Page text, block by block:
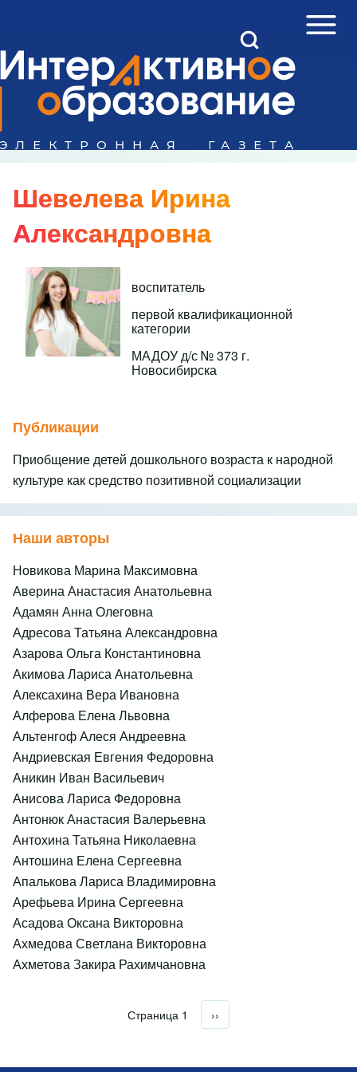
Поиск
Open Sidebar
Open Search Block
Шевелева Ирина
Александровна
воспитатель
первой квалификационной
категории
МАДОУ д/с № 373 г.
Новосибирска
Публикации
Приобщение детей дошкольного возраста к народной
культуре как средство позитивной социализации
Наши авторы
Новикова Марина Максимовна
Аверина Анастасия Анатольевна
Адамян Анна Олеговна
Адресова Татьяна Александровна
Азарова Ольга Константиновна
Акимова Лариса Анатольевна
Алексахина Вера Ивановна
Алферова Елена Львовна
Альтенгоф Алеся Андреевна
Андриевская Евгения Федоровна
Аникин Иван Васильевич
Анисова Лариса Федоровна
Антонюк Анастасия Валерьевна
Антохина Татьяна Николаевна
Антошина Елена Сергеевна
Апалькова Лариса Владимировна
Арефьева Ирина Сергеевна
Асадова Оксана Викторовна
Ахмедова Светлана Викторовна
Ахметова Закира Рахимчановна
Нумерация страниц
Страница 1 Следующая страница
››